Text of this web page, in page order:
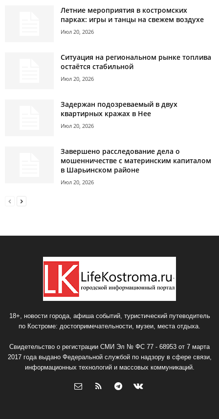
Летние мероприятия в костромских
парках: игры и танцы на свежем воздухе
Июл 20, 2026
Ситуация на региональном рынке топлива
остаётся стабильной
Июл 20, 2026
Задержан подозреваемый в двух
квартирных кражах в Нее
Июл 20, 2026
Завершено расследование дела о
мошенничестве с материнским капиталом
в Шарьинском районе
Июл 20, 2026
18+, новости города, афиша событий, туристический путеводитель
по Костроме: достопримечательности, музеи, места отдыха.
Свидетельство о регистрации СМИ Эл № ФС 77 - 68953 от 7 марта
2017 года выдано Федеральной службой по надзору в сфере связи,
информационных технологий и массовых коммуникаций.